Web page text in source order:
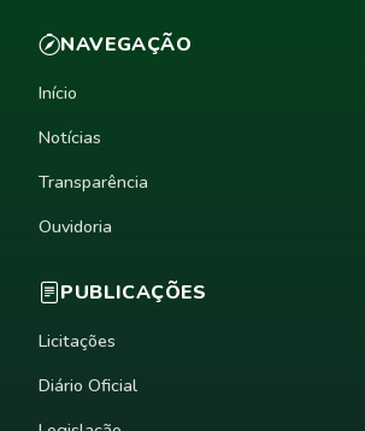
NAVEGAÇÃO
Início
Notícias
Transparência
Ouvidoria
PUBLICAÇÕES
Licitações
Diário Oficial